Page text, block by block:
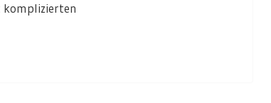
komplizierten